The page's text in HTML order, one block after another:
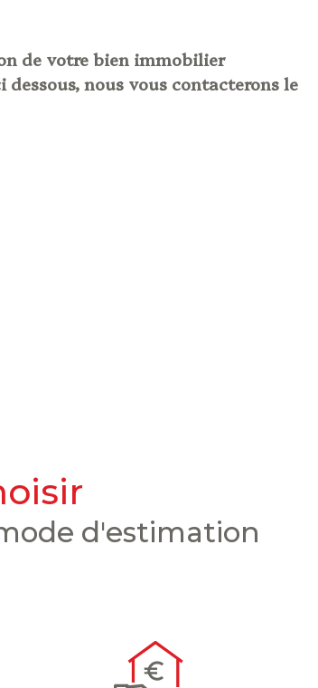
de votre bien immobilier
dessous, nous vous contacterons le
d'estimation